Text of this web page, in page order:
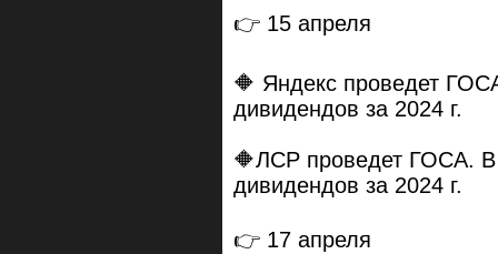
👉 15 апреля
🔶 Яндекс проведет
дивидендов за 2024 г.
🔶ЛСР проведет ГОСА. В
дивидендов за 2024 г.
👉 17 апреля